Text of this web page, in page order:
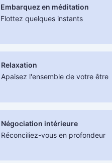
Embarquez en méditation
Flottez quelques instants
Relaxation
Apaisez l'ensemble de votre être
Négociation intérieure
Réconciliez-vous en profondeur